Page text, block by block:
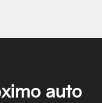
auto